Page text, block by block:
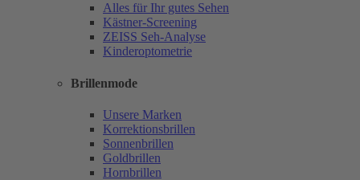
Alles für Ihr gutes Sehen
Kästner-Screening
ZEISS Seh-Analyse
Kinderoptometrie
Brillenmode
Unsere Marken
Korrektionsbrillen
Sonnenbrillen
Goldbrillen
Hornbrillen